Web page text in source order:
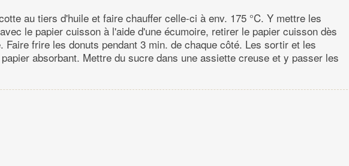
au tiers d'huile et faire chauffer celle-ci à env. 175 °C. Y mettre les
le papier cuisson à l'aide d'une écumoire, retirer le papier cuisson dès
Faire frire les donuts pendant 3 min. de chaque côté. Les sortir et les
absorbant. Mettre du sucre dans une assiette creuse et y passer les